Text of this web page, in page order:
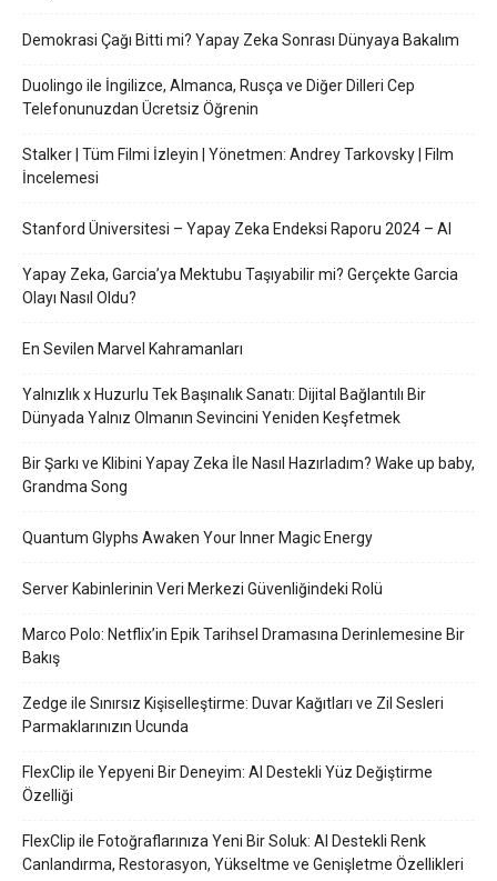
Demokrasi Çağı Bitti mi? Yapay Zeka Sonrası Dünyaya Bakalım
Duolingo ile İngilizce, Almanca, Rusça ve Diğer Dilleri Cep
Telefonunuzdan Ücretsiz Öğrenin
Stalker | Tüm Filmi İzleyin | Yönetmen: Andrey Tarkovsky | Film
İncelemesi
Stanford Üniversitesi – Yapay Zeka Endeksi Raporu 2024 – AI
Yapay Zeka, Garcia’ya Mektubu Taşıyabilir mi? Gerçekte Garcia
Olayı Nasıl Oldu?
En Sevilen Marvel Kahramanları
Yalnızlık x Huzurlu Tek Başınalık Sanatı: Dijital Bağlantılı Bir
Dünyada Yalnız Olmanın Sevincini Yeniden Keşfetmek
Bir Şarkı ve Klibini Yapay Zeka İle Nasıl Hazırladım? Wake up baby,
Grandma Song
Quantum Glyphs Awaken Your Inner Magic Energy
Server Kabinlerinin Veri Merkezi Güvenliğindeki Rolü
Marco Polo: Netflix’in Epik Tarihsel Dramasına Derinlemesine Bir
Bakış
Zedge ile Sınırsız Kişiselleştirme: Duvar Kağıtları ve Zil Sesleri
Parmaklarınızın Ucunda
FlexClip ile Yepyeni Bir Deneyim: AI Destekli Yüz Değiştirme
Özelliği
FlexClip ile Fotoğraflarınıza Yeni Bir Soluk: AI Destekli Renk
Canlandırma, Restorasyon, Yükseltme ve Genişletme Özellikleri